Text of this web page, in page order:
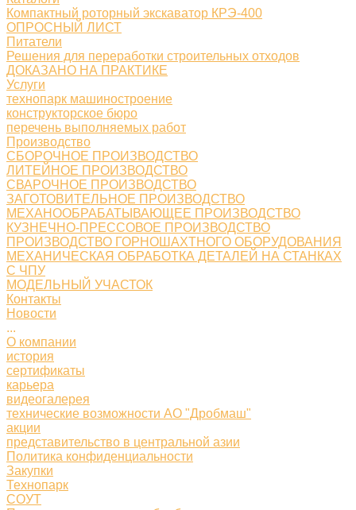
Компактный роторный экскаватор КРЭ-400
ОПРОСНЫЙ ЛИСТ
Питатели
Решения для переработки строительных отходов
ДОКАЗАНО НА ПРАКТИКЕ
Услуги
технопарк машиностроение
конструкторское бюро
перечень выполняемых работ
Производство
СБОРОЧНОЕ ПРОИЗВОДСТВО
ЛИТЕЙНОЕ ПРОИЗВОДСТВО
СВАРОЧНОЕ ПРОИЗВОДСТВО
ЗАГОТОВИТЕЛЬНОЕ ПРОИЗВОДСТВО
МЕХАНООБРАБАТЫВАЮЩЕЕ ПРОИЗВОДСТВО
КУЗНЕЧНО-ПРЕССОВОЕ ПРОИЗВОДСТВО
ПРОИЗВОДСТВО ГОРНОШАХТНОГО ОБОРУДОВАНИЯ
МЕХАНИЧЕСКАЯ ОБРАБОТКА ДЕТАЛЕЙ НА СТАНКАХ
С ЧПУ
МОДЕЛЬНЫЙ УЧАСТОК
Контакты
Новости
...
О компании
история
сертификаты
карьера
видеогалерея
технические возможности АО "Дробмаш"
акции
представительство в центральной азии
Политика конфиденциальности
Закупки
Технопарк
СОУТ